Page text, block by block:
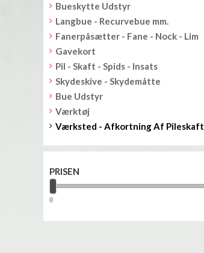
Bueskytte Udstyr
Langbue - Recurvebue mm.
Fanerpåsætter - Fane - Nock - Lim
Gavekort
Pil - Skaft - Spids - Insats
Skydeskive - Skydemåtte
Bue Udstyr
Værktøj
Værksted - Afkortning Af Pileskaft
PRISEN